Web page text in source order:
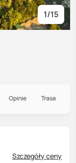
1/15
Opinie Trasa
Szczegóły ceny